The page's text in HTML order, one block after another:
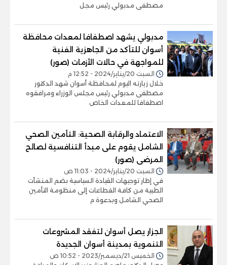
مصطفى مدبولي رئيس مجل
مدبولي يشهد اصطفافا لمعدات محافظة
أسوان للتأكد من الجاهزية الفنية
للمواجهة في حالات الأزمات (صور)
السبت 20/يناير/2024 - 12:52 م
خلال زيارته اليوم لمحافظة أسوان شهد الدكتور
مصطفى مدبولي رئيس مجلس الوزراء ومرافقوه
اصطفافا للمعدات الخاص
الاعتماد والرقابة الصحية: التأمين الصحي
الشامل يقوم على مبدأ التنافسية لصالح
المرضى (صور)
السبت 20/يناير/2024 - 11:03 ص
في إطار توجيهات القيادة السياسية بضم المنشآت
الطبية من كافة القطاعات إلى منظومة التأمين
الصحي الشامل وبدعوة م
الجزار يصل أسوان لتفقد المشروعات
التنموية بمدينة أسوان الجديدة
الخميس 21/ديسمبر/2023 - 10:52 ص